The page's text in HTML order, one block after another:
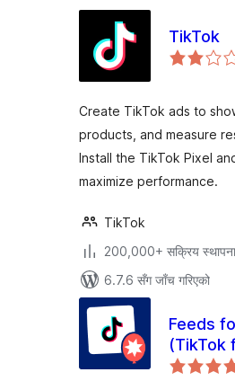
TikTok
Create TikTok ads to
products, and measure
Install the TikTok Pixel
maximize performance.
TikTok
200,000+ सक्रिय स्थापना
6.7.6 सँग जाँच गरिएको
Feeds
(TikTok
and